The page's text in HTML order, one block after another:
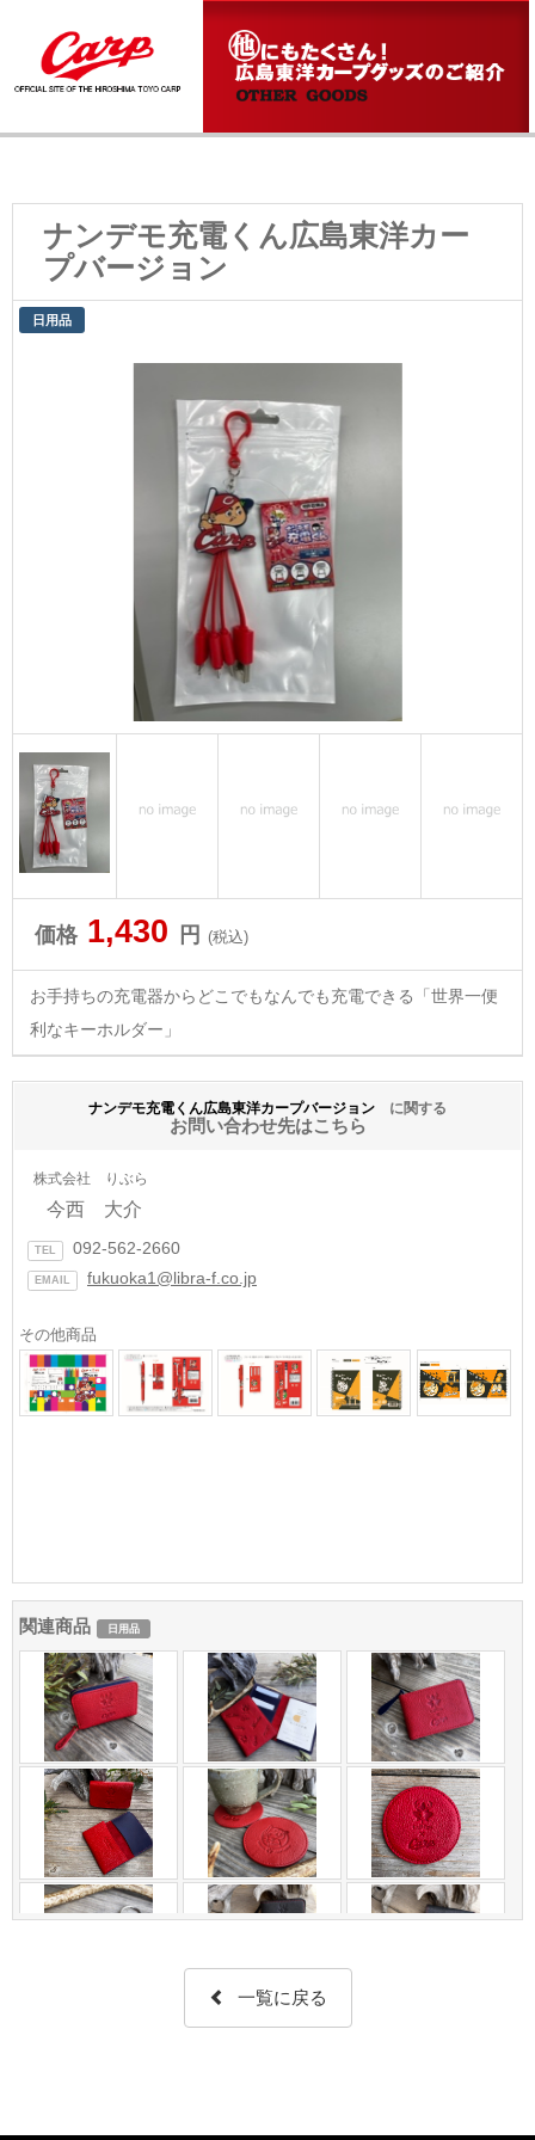
ナンデモ充電くん広島東洋カー
プバージョン
日用品
価格 1,430 円 (税込)
お手持ちの充電器からどこでもなんでも充電できる「世界一便
利なキーホルダー」
ナンデモ充電くん広島東洋カープバージョン に関する
お問い合わせ先はこちら
株式会社 りぶら
今西 大介
TEL 092-562-2660
EMAIL fukuoka1@libra-f.co.jp
その他商品
関連商品 日用品
一覧に戻る